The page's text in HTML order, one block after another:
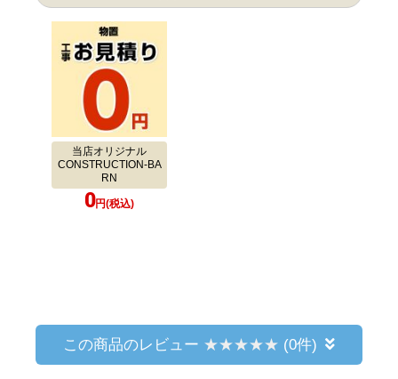
当店オリジナル
CONSTRUCTION-BA
RN
0円(税込)
この商品のレビュー (0件)